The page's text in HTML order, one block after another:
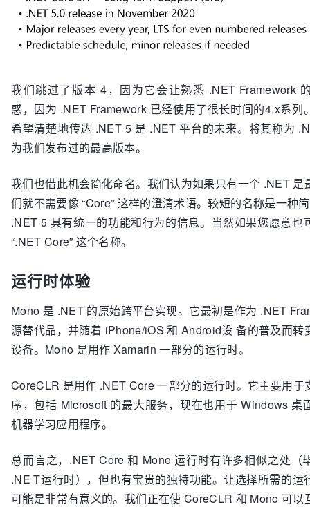
我们跳过了版本 4，因为它会让熟悉 .NET Framework
惑，因为 .NET Framework 已经使用了很长时间的4.x系列
希望清楚地传达 .NET 5 是 .NET 平台的未来。将其称为
为我们发布过的最高版本。
我们也借此机会简化命名。我们认为如果只有一个 .NET 是
们就不需要像 “Core” 这样的澄清术语。较短的名称是一种
.NET 5 具有统一的功能和行为的信息。当然如果您愿意也
“.NET Core” 这个名称。
运行时体验
Mono 是 .NET 的原始跨平台实现。它最初是作为 .NET
源替代品，并随着 iPhone/iOS 和 Android设 备的普及而转
设备。Mono 是用作 Xamarin 一部分的运行时。
CoreCLR 是用作 .NET Core 一部分的运行时。它主要用于
序，包括 Microsoft 的最大服务，现在也用于 Windows 桌
机器学习应用程序。
总而言之，.NET Core 和 Mono 运行时有许多相似之处（
.NE T运行时），但也有宝贵的独特功能。让选择所需的运
可能是非常有意义的。我们正在使 CoreCLR 和 Mono 可以